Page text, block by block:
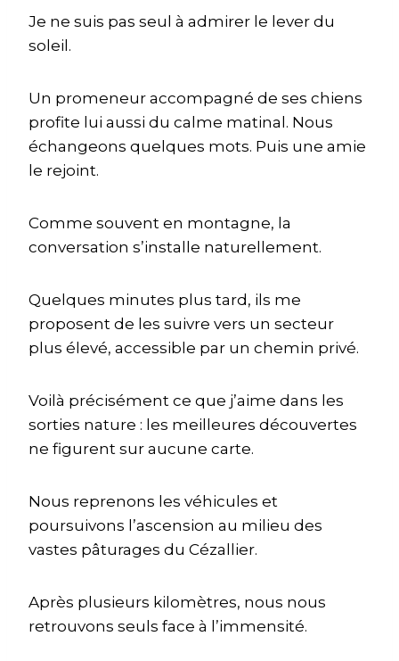
Je ne suis pas seul à admirer le lever du
soleil.
Un promeneur accompagné de ses chiens
profite lui aussi du calme matinal. Nous
échangeons quelques mots. Puis une amie
le rejoint.
Comme souvent en montagne, la
conversation s’installe naturellement.
Quelques minutes plus tard, ils me
proposent de les suivre vers un secteur
plus élevé, accessible par un chemin privé.
Voilà précisément ce que j’aime dans les
sorties nature : les meilleures découvertes
ne figurent sur aucune carte.
Nous reprenons les véhicules et
poursuivons l’ascension au milieu des
vastes pâturages du Cézallier.
Après plusieurs kilomètres, nous nous
retrouvons seuls face à l’immensité.